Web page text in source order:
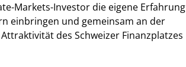
Markets-Investor die eigene Erfahrung
einbringen und gemeinsam an der
des Schweizer Finanzplatzes